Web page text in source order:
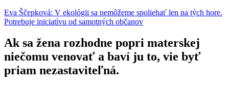
Eva Ščepková: V ekológii sa nemôžeme spoliehať len na tých hore.
Potrebuje iniciatívu od samotných občanov
Ak sa žena rozhodne popri materskej
niečomu venovať a baví ju to, vie byť
priam nezastaviteľná.